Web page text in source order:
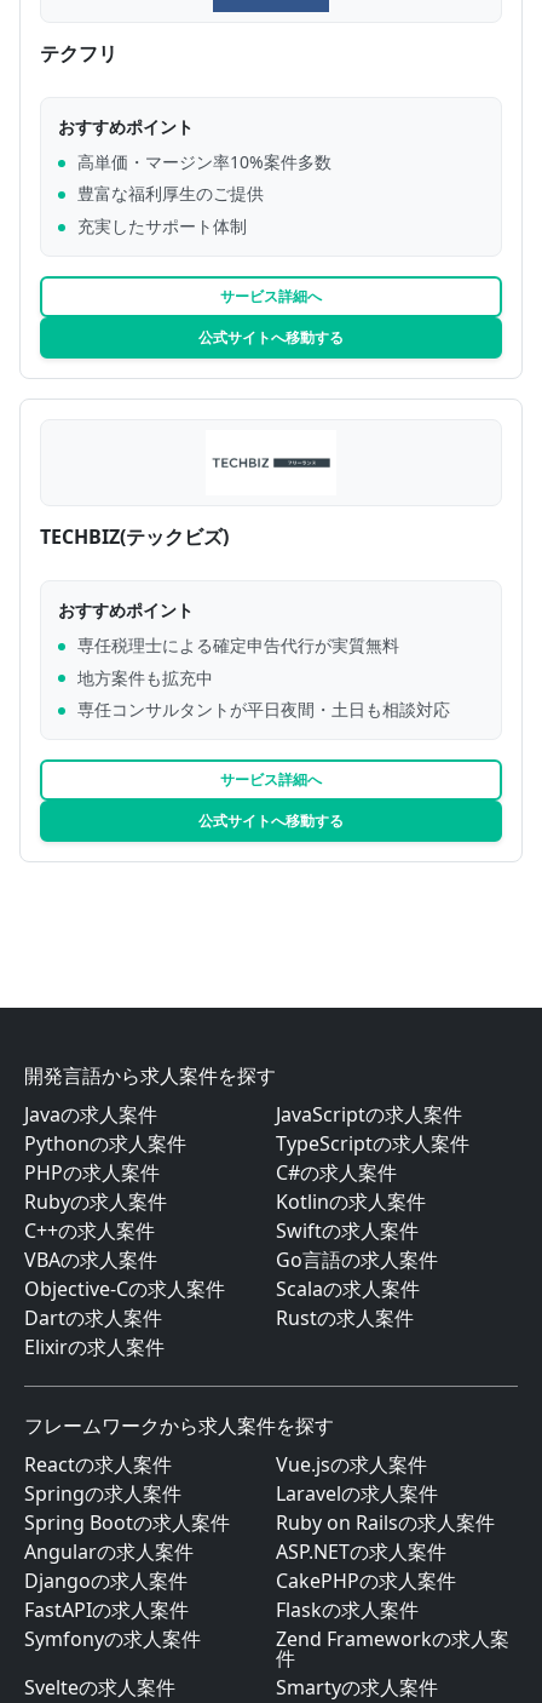
テクフリ
おすすめポイント
高単価・マージン率10%案件多数
豊富な福利厚生のご提供
充実したサポート体制
サービス詳細へ
公式サイトへ移動する
TECHBIZ(テックビズ)
おすすめポイント
専任税理士による確定申告代行が実質無料
地方案件も拡充中
専任コンサルタントが平日夜間・土日も相談対応
サービス詳細へ
公式サイトへ移動する
開発言語から求人案件を探す
Javaの求人案件
JavaScriptの求人案件
Pythonの求人案件
TypeScriptの求人案件
PHPの求人案件
C#の求人案件
Rubyの求人案件
Kotlinの求人案件
C++の求人案件
Swiftの求人案件
VBAの求人案件
Go言語の求人案件
Objective-Cの求人案件
Scalaの求人案件
Dartの求人案件
Rustの求人案件
Elixirの求人案件
フレームワークから求人案件を探す
Reactの求人案件
Vue.jsの求人案件
Springの求人案件
Laravelの求人案件
Spring Bootの求人案件
Ruby on Railsの求人案件
Angularの求人案件
ASP.NETの求人案件
Djangoの求人案件
CakePHPの求人案件
FastAPIの求人案件
Flaskの求人案件
Symfonyの求人案件
Zend Frameworkの求人案
件
Svelteの求人案件
Smartyの求人案件